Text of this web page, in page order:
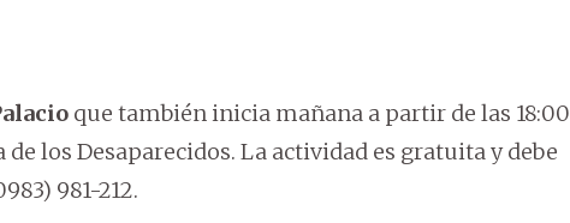
que también inicia mañana a partir de las 18:00
los Desaparecidos. La actividad es gratuita y debe
981-212.